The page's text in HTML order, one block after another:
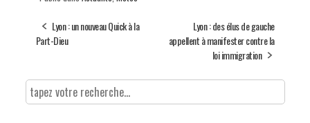
Lyon : un nouveau Quick à la
Part-Dieu
Lyon : des élus de gauche
appellent à manifester contre la
loi immigration